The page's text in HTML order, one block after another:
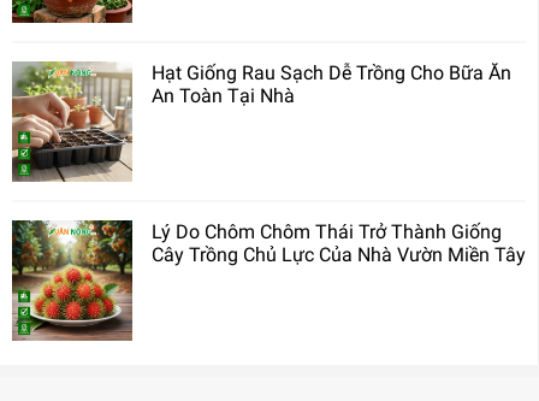
Hạt Giống Rau Sạch Dễ Trồng Cho Bữa Ăn
An Toàn Tại Nhà
Lý Do Chôm Chôm Thái Trở Thành Giống
Cây Trồng Chủ Lực Của Nhà Vườn Miền Tây